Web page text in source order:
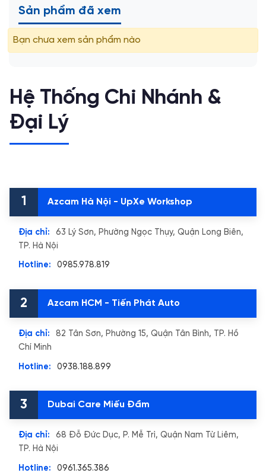
Sản phẩm đã xem
Bạn chưa xem sản phẩm nào
Hệ Thống Chi Nhánh &
Đại Lý
1 Azcam Hà Nội - UpXe Workshop
Địa chỉ:
63 Lý Sơn, Phường Ngọc Thụy, Quận Long Biên,
TP. Hà Nội
Hotline: 0985.978.819
2 Azcam HCM - Tiến Phát Auto
Địa chỉ:
82 Tân Sơn, Phường 15, Quận Tân Bình, TP. Hồ
Chí Minh
Hotline: 0938.188.899
3 Dubai Care Miếu Đầm
Địa chỉ:
68 Đỗ Đức Dục, P. Mễ Trì, Quận Nam Từ Liêm,
TP. Hà Nội
Hotline: 0961.365.386